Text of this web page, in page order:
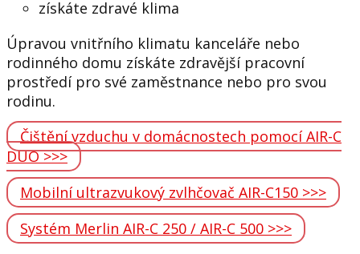
získáte zdravé klima
Úpravou vnitřního klimatu kanceláře nebo
rodinného domu získáte zdravější pracovní
prostředí pro své zaměstnance nebo pro svou
rodinu.
Čištění vzduchu v domácnostech pomocí AIR-C
DUO >>>
Mobilní ultrazvukový zvlhčovač AIR-C150 >>>
Systém Merlin AIR-C 250 / AIR-C 500 >>>